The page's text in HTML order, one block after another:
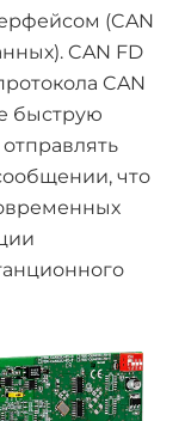
(CAN
CAN FD
CAN
быструю
что